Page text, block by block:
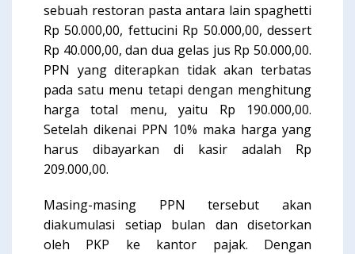
sebuah restoran pasta antara lain spaghetti
Rp 50.000,00, fettucini Rp 50.000,00, dessert
Rp 40.000,00, dan dua gelas jus Rp 50.000,00.
PPN yang diterapkan tidak akan terbatas
pada satu menu tetapi dengan menghitung
harga total menu, yaitu Rp 190.000,00.
Setelah dikenai PPN 10% maka harga yang
harus dibayarkan di kasir adalah Rp
209.000,00.
Masing-masing PPN tersebut akan
diakumulasi setiap bulan dan disetorkan
oleh PKP ke kantor pajak. Dengan